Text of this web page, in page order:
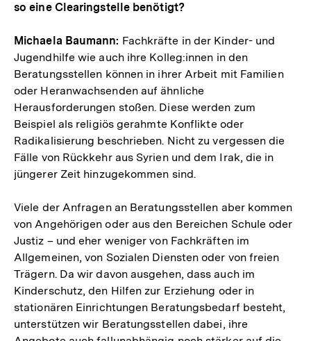
so eine Clearingstelle benötigt?
Michaela Baumann: Fachkräfte in der Kinder- und
Jugendhilfe wie auch ihre Kolleg:innen in den
Beratungsstellen können in ihrer Arbeit mit Familien
oder Heranwachsenden auf ähnliche
Herausforderungen stoßen. Diese werden zum
Beispiel als religiös gerahmte Konflikte oder
Radikalisierung beschrieben. Nicht zu vergessen die
Fälle von Rückkehr aus Syrien und dem Irak, die in
jüngerer Zeit hinzugekommen sind.
Viele der Anfragen an Beratungsstellen aber kommen
von Angehörigen oder aus den Bereichen Schule oder
Justiz – und eher weniger von Fachkräften im
Allgemeinen, von Sozialen Diensten oder von freien
Trägern. Da wir davon ausgehen, dass auch im
Kinderschutz, den Hilfen zur Erziehung oder in
stationären Einrichtungen Beratungsbedarf besteht,
unterstützen wir Beratungsstellen dabei, ihre